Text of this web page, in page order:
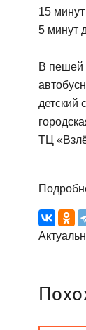
15
5 минут
В пешей
ТЦ